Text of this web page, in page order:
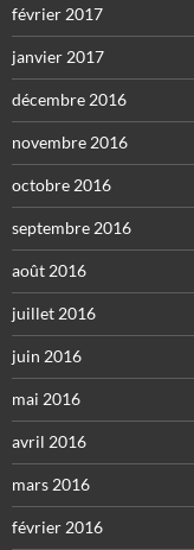
février 2017
janvier 2017
décembre 2016
novembre 2016
octobre 2016
septembre 2016
août 2016
juillet 2016
juin 2016
mai 2016
avril 2016
mars 2016
février 2016